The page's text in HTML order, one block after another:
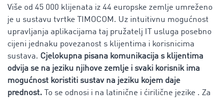
Više od 45 000 klijenata iz 44 europske zemlje umreženo
je u sustavu tvrtke TIMOCOM. Uz intuitivnu mogućnost
upravljanja aplikacijama taj pružatelj IT usluga posebno
cijeni jednaku povezanost s klijentima i korisnicima
sustava. Cjelokupna pisana komunikacija s klijentima
odvija se na jeziku njihove zemlje i svaki korisnik ima
mogućnost koristiti sustav na jeziku kojem daje
prednost. To se odnosi i na latinične i ćirilične jezike . Za